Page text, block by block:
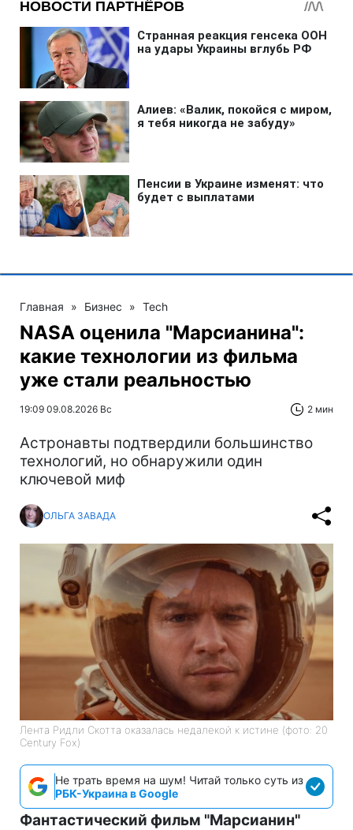
Главная » Бизнес » Tech
NASA оценила "Марсианина":
какие технологии из фильма
уже стали реальностью
19:09 09.08.2026 Вс 2 мин
Астронавты подтвердили большинство
технологий, но обнаружили один
ключевой миф
ОЛЬГА ЗАВАДА
Лента Ридли Скотта оказалась недалекой к истине (фото: 20
Century Fox)
Не трать время на шум! Читай только суть из
РБК-Украина в Google
Фантастический фильм "Марсианин"